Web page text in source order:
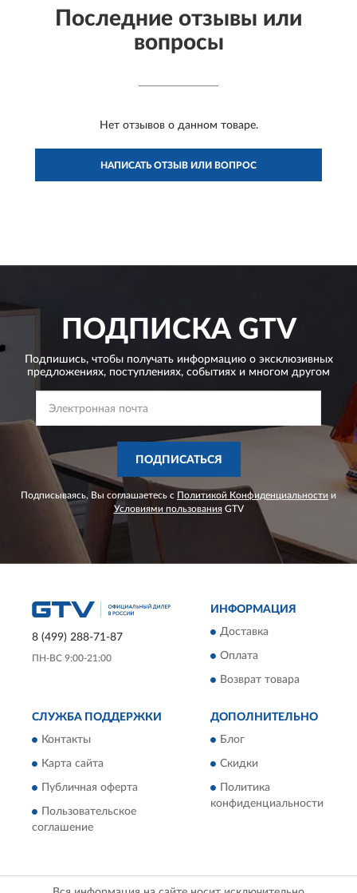
Последние отзывы или
вопросы
Нет отзывов о данном товаре.
НАПИСАТЬ ОТЗЫВ ИЛИ ВОПРОС
ПОДПИСКАGTV
Подпишись, чтобы получать информацию о эксклюзивных
предложениях, поступлениях, событиях и многом другом
ПОДПИСАТЬСЯ
Подписываясь, Вы соглашаетесь с Политикой Конфиденциальности и
Условиями пользованияGTV
8 (499) 288-71-87
ПН-ВС 9:00-21:00
ИНФОРМАЦИЯ
Доставка
Оплата
Возврат товара
СЛУЖБА ПОДДЕРЖКИ
Контакты
Карта сайта
Публичная оферта
Пользовательское
соглашение
ДОПОЛНИТЕЛЬНО
Блог
Скидки
Политика
конфиденциальности